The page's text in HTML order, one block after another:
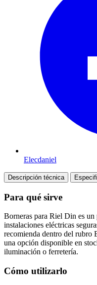
Elecdaniel
Descripción técnica
Para qué sirve
Borneras para Riel Din es
instalaciones eléctricas
recomienda dentro del rubro
una opción disponible en
iluminación o ferretería.
Cómo utilizarlo